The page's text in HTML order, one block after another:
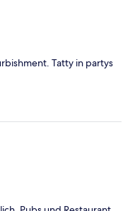
Tatty in partys